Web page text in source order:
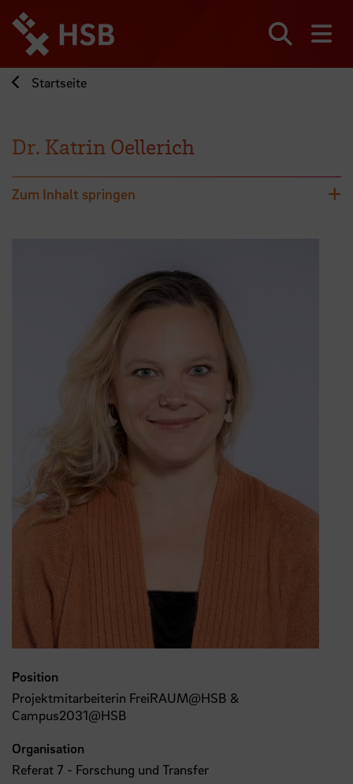
zum
Seiteninhalt
springen
Startseite
Dr. Katrin Oellerich
Zum Inhalt springen
Position
Projektmitarbeiterin FreiRAUM@HSB &
Campus2031@HSB
Organisation
Referat 7 - Forschung und Transfer